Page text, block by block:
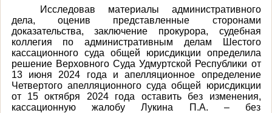
Исследовав материалы административного
дела, оценив представленные сторонами
доказательства, заключение прокурора, судебная
коллегия по административным делам Шестого
кассационного суда общей юрисдикции определила
решение Верховного Суда Удмуртской Республики от
13 июня 2024 года и апелляционное определение
Четвертого апелляционного суда общей юрисдикции
от 15 октября 2024 года оставить без изменения,
кассационную жалобу Лукина П.А. – без